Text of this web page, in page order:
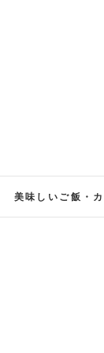
美味しいご飯・